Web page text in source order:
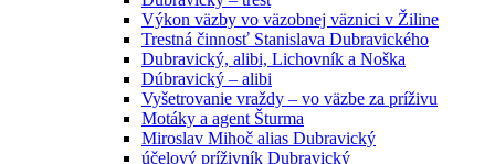
Výkon väzby vo väzobnej väznici v Žiline
Trestná činnosť Stanislava Dubravického
Dubravický, alibi, Lichovník a Noška
Dúbravický – alibi
Vyšetrovanie vraždy – vo väzbe za príživu
Motáky a agent Šturma
Miroslav Mihoč alias Dubravický
účelový príživník Dubravický